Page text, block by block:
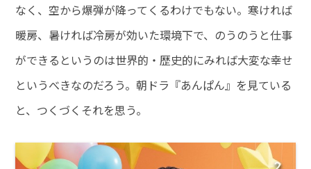
なく、空から爆弾が降ってくるわけでもない。寒ければ
暖房、暑ければ冷房が効いた環境下で、のうのうと仕事
ができるというのは世界的・歴史的にみれば大変な幸せ
というべきなのだろう。朝ドラ『あんぱん』を見ている
と、つくづくそれを思う。